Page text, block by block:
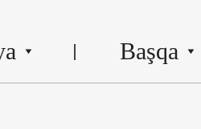
Başqa